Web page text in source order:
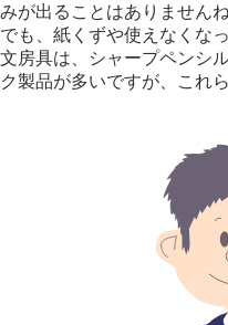
みが出ることはありませんね
でも、紙くずや使えなくな
文房具は、シャープペンシ
ク製品が多いですが、これ